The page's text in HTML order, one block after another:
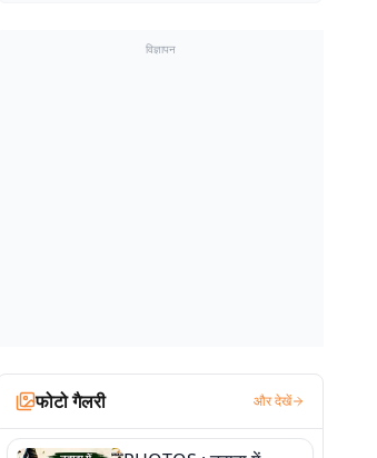
विज्ञापन
फोटो गैलरी और देखें